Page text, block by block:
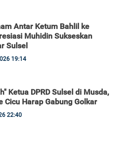
Antar Ketum Bahlil ke
Muhidin Sukseskan
Sulsel
19:14
Ketua DPRD Sulsel di Musda,
Cicu Harap Gabung Golkar
22:40